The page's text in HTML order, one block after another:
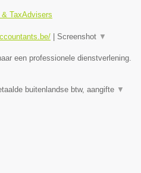
& TaxAdvisers
Screenshot ▼
een professionele dienstverlening.
buitenlandse btw, aangifte ▼